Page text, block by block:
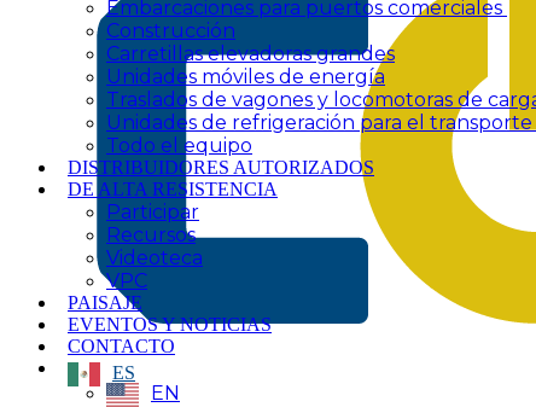
Embarcaciones para puertos comerciales
Construcción
Carretillas elevadoras grandes
Unidades móviles de energía
Traslados de vagones y locomotoras de
Unidades de refrigeración para el
Todo el equipo
DISTRIBUIDORES AUTORIZADOS
DE ALTA RESISTENCIA
Participar
Recursos
Videoteca
VPC
PAISAJE
EVENTOS Y NOTICIAS
CONTACTO
ES
EN